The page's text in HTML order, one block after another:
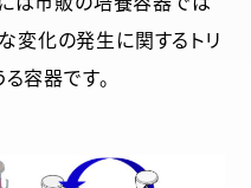
変化の発生に関するトリ
容器です。